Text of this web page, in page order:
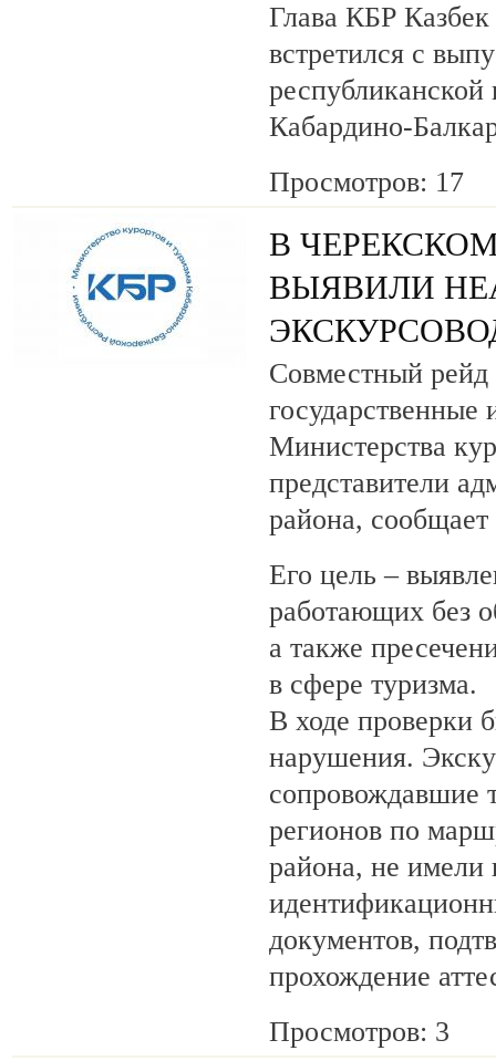
Глава КБР Казбек
встретился с
Кабардино-
Просмотров: 17
В
ВЫЯВИЛИ
Совместный рейд
государственные
Министерства
представители
района,
Его цель –
работающих без
а также
в сфере туризма.
В ходе проверки
нарушения.
сопровождавшие
регионов по
района, не имели
документов,
прохождение
Просмотров: 3